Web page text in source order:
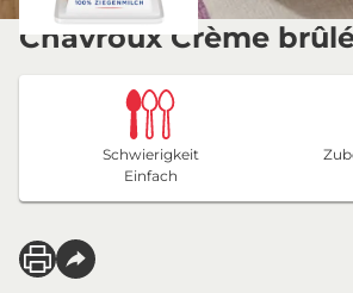
Chavroux Crème
Schwierigkeit
Einfach